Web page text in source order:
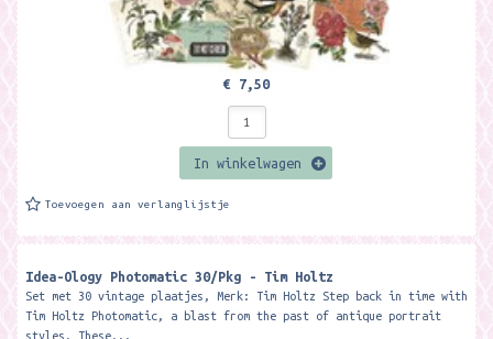
€ 7,50
In winkelwagen
Toevoegen aan verlanglijstje
Idea-Ology Photomatic 30/Pkg - Tim Holtz
Set met 30 vintage plaatjes, Merk: Tim Holtz Step back in time with
Tim Holtz Photomatic, a blast from the past of antique portrait
styles. These...